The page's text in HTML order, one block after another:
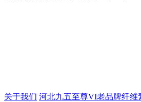
关于我们 河北九五至尊VI老品牌纤维